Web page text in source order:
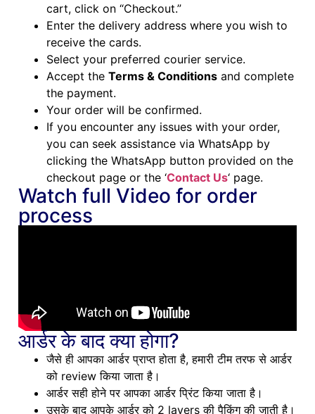
cart, click on “Checkout.”
Enter the delivery address where you wish to
receive the cards.
Select your preferred courier service.
Accept the Terms & Conditions and complete
the payment.
Your order will be confirmed.
If you encounter any issues with your order,
you can seek assistance via WhatsApp by
clicking the WhatsApp button provided on the
checkout page or the ‘Contact Us‘ page.
Watch full Video for order
process
आर्डर के बाद क्या होगा?
जैसे ही आपका आर्डर प्राप्त होता है, हमारी टीम तरफ से आर्डर
को review किया जाता है।
आर्डर सही होने पर आपका आर्डर प्रिंट किया जाता है।
उसके बाद आपके आर्डर को 2 layers की पैकिंग की जाती है।